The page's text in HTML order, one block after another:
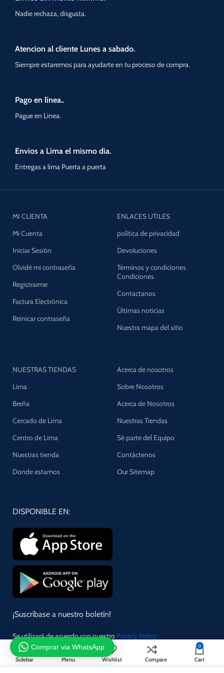
Nadie rechaza, disgusta.
Atencion al cliente Lunes a sabado.
Siempre estaremos para ayudarte en tu proceso de compra.
Pago en línea..
Pague en Linea.
Envios a Lima el mismo dia.
Entregas a lima Puerta a puerta
MI CUENTA
Mi Cuenta
Iniciar Sesión
Olvidé mi contraseña
Registrarme
Factura Electrónica
Reinicar contraseña
ENLACES UTILES
política de privacidad
Devoluciones
Términos y condiciones
Condiciones
Contactanos
Últimas noticias
Nuestra mapa del sitio
NUESTRAS TIENDAS
Lima
Breña
Cercado de Lima
Centro de Lima
Nuestras tienda
Donde estamos
Acerca de nosotros
Sobre Nosotros
Acerca de Nosotros
Nuestras Tiendas
Sé parte del Equipo
Contáctenos
Our Sitemap
DISPONIBLE EN:
¡Suscríbase a nuestro boletín!
Se utilizará de acuerdo con nuestro Privacy Policy
Sidebar Menu Wishlist Compare
0
Cart
Comprar via WhatsApp